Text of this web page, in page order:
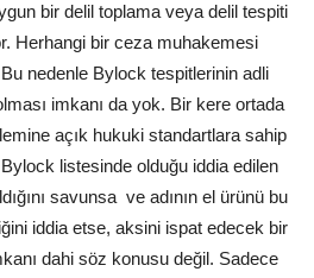
bir delil toplama veya delil tespiti
Herhangi bir ceza muhakemesi
nedenle Bylock tespitlerinin adli
imkanı da yok. Bir kere ortada
açık hukuki standartlara sahip
listesinde olduğu iddia edilen
savunsa ve adının el ürünü bu
iddia etse, aksini ispat edecek bir
dahi söz konusu değil. Sadece